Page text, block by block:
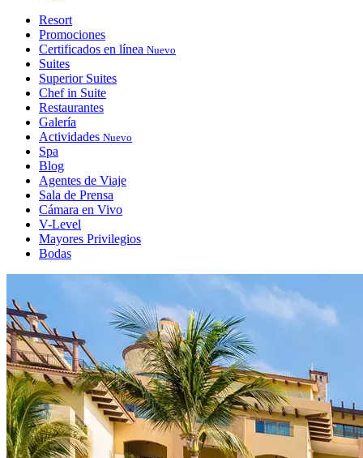
Resort
Promociones
Certificados en línea Nuevo
Suites
Superior Suites
Chef in Suite
Restaurantes
Galería
Actividades Nuevo
Spa
Blog
Agentes de Viaje
Sala de Prensa
Cámara en Vivo
V-Level
Mayores Privilegios
Bodas